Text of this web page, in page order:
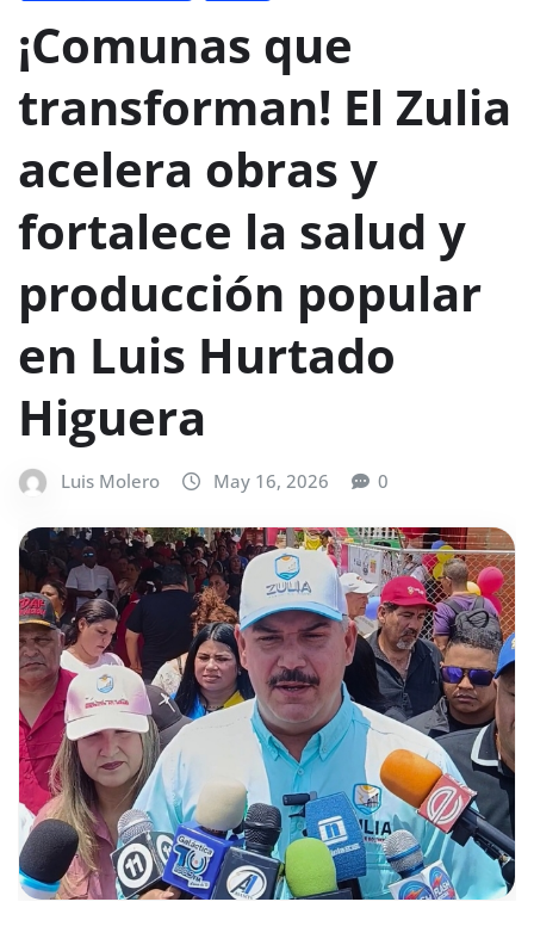
¡Comunas que
transforman! El Zulia
acelera obras y
fortalece la salud y
producción popular
en Luis Hurtado
Higuera
Luis Molero May 16, 2026 0